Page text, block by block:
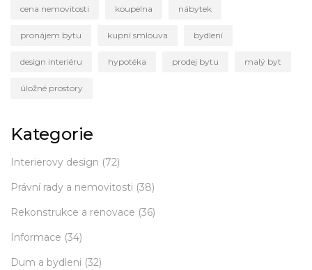
cena nemovitosti koupelna nábytek
pronájem bytu kupní smlouva bydlení
design interiéru hypotéka prodej bytu malý byt
úložné prostory
Kategorie
Interierovy design (72)
Právní rady a nemovitosti (38)
Rekonstrukce a renovace (36)
Informace (34)
Dum a bydleni (32)